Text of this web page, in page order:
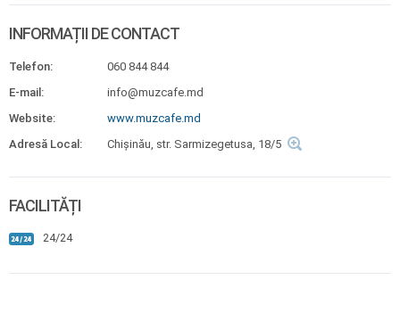
INFORMAȚII DE CONTACT
Telefon:
060 844 844
E-mail:
info@muzcafe.md
Website:
www.muzcafe.md
Adresă Local:
Chișinău, str. Sarmizegetusa, 18/5
FACILITĂȚI
24/24